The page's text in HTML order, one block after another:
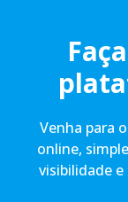
Venha para
online,
visibilidade